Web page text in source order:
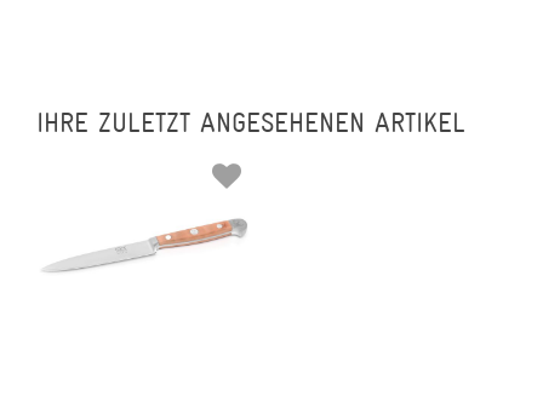
IHRE ZULETZT ANGESEHENEN ARTIKEL